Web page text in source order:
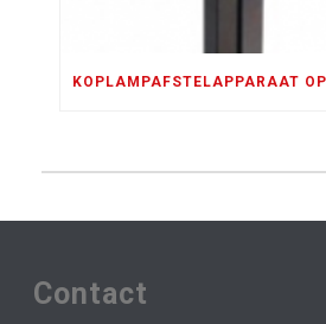
Contact